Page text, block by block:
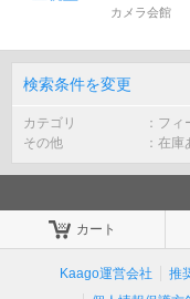
カメラ会館
検索条件を変更
カテゴリ
フィ
その他
在庫
カート
Kaago運営会社 推